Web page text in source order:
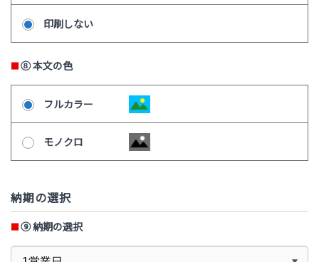
印刷しない
⑧本文の色
フルカラー
モノクロ
納期の選択
⑨納期の選択